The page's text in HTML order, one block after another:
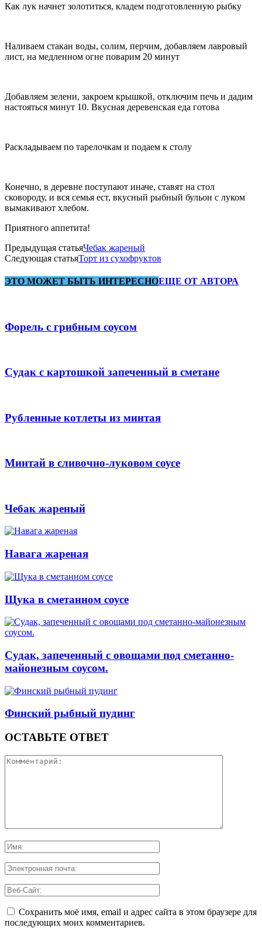
Как лук начнет золотиться, кладем подготовленную рыбку
Наливаем стакан воды, солим, перчим, добавляем лавровый
лист, на медленном огне поварим 20 минут
Добавляем зелени, закроем крышкой, отключим печь и дадим
настояться минут 10. Вкусная деревенская еда готова
Раскладываем по тарелочкам и подаем к столу
Конечно, в деревне поступают иначе, ставят на стол
сковороду, и вся семья ест, вкусный рыбный бульон с луком
вымакивают хлебом.
Приятного аппетита!
Предыдущая статьяЧебак жареный
Следующая статьяТорт из сухофруктов
ЭТО МОЖЕТ БЫТЬ ИНТЕРЕСНОЕЩЕ ОТ АВТОРА
Форель с грибным соусом
Судак с картошкой запеченный в сметане
Рубленные котлеты из минтая
Минтай в сливочно-луковом соусе
Чебак жареный
Навага жареная
Щука в сметанном соусе
Судак, запеченный с овощами под сметанно-
майонезным соусом.
Финский рыбный пудинг
ОСТАВЬТЕ ОТВЕТ
Сохранить моё имя, email и адрес сайта в этом браузере для
последующих моих комментариев.